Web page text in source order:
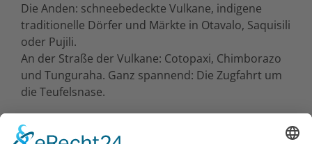
Die Anden: schneebedeckte Vulkane, indigene
traditionelle Dörfer und Märkte in Otavalo, Saquisili
oder Pujili.
An der Straße der Vulkane: Cotopaxi, Chimborazo
und Tunguraha. Ganz spannend: Die Zugfahrt um
die Teufelsnase.
Cuenca.Das Amazonas-Tiefland: ausgedehnte